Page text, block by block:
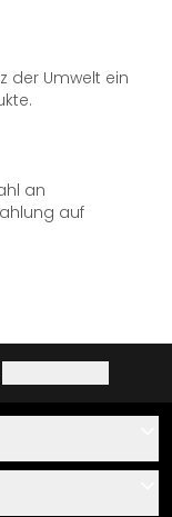
der Umwelt ein
an
auf